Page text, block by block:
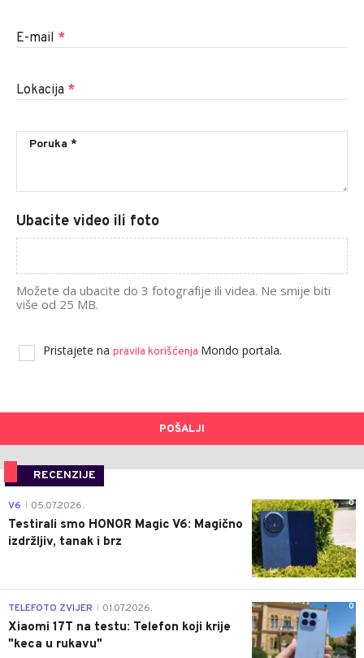
E-mail *
Lokacija *
Ubacite video ili foto
Možete da ubacite do 3 fotografije ili videa. Ne smije biti
više od 25 MB.
Pristajete na pravila korišćenja Mondo portala.
POŠALJI
RECENZIJE
0
V6 05.07.2026.
Testirali smo HONOR Magic V6: Magično
izdržljiv, tanak i brz
0
TELEFOTO ZVIJER 01.07.2026.
Xiaomi 17T na testu: Telefon koji krije
"keca u rukavu"